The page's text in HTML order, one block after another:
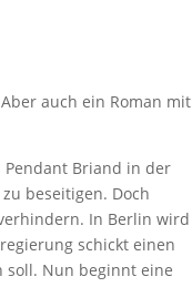
auch ein Roman mit
Pendant Briand in der
beseitigen. Doch
In Berlin wird
schickt einen
soll. Nun beginnt eine